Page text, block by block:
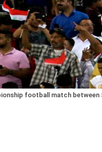
football match